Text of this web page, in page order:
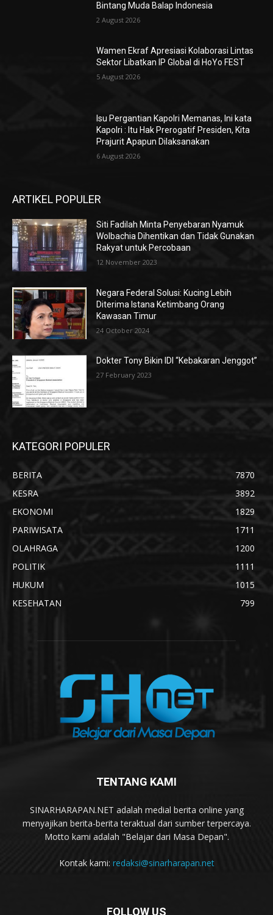
Bintang Muda Balap Indonesia
2 August 2026
Wamen Ekraf Apresiasi Kolaborasi Lintas
Sektor Libatkan IP Global di HoYo FEST
5 August 2026
Isu Pergantian Kapolri Memanas, Ini kata
Kapolri : Itu Hak Prerogatif Presiden, Kita
Prajurit Apapun Dilaksanakan
6 August 2026
ARTIKEL POPULER
Siti Fadilah Minta Penyebaran Nyamuk
Wolbachia Dihentikan dan Tidak Gunakan
Rakyat untuk Percobaan
12 November 2023
Negara Federal Solusi: Kucing Lebih
Diterima Istana Ketimbang Orang
Kawasan Timur
24 October 2024
Dokter Tony Bikin IDI “Kebakaran Jenggot”
27 February 2023
KATEGORI POPULER
BERITA
7870
KESRA
3892
EKONOMI
1829
PARIWISATA
1711
OLAHRAGA
1200
POLITIK
1111
HUKUM
1015
KESEHATAN
799
TENTANG KAMI
SINARHARAPAN.NET adalah medial berita online yang
menyajikan berita-berita teraktual dari sumber terpercaya.
Motto kami adalah "Belajar dari Masa Depan".
Kontak kami: redaksi@sinarharapan.net
FOLLOW US